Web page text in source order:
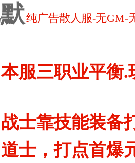
纯广告散人服-无GM-
服三职业平衡
士靠技能装备
士，打点首爆